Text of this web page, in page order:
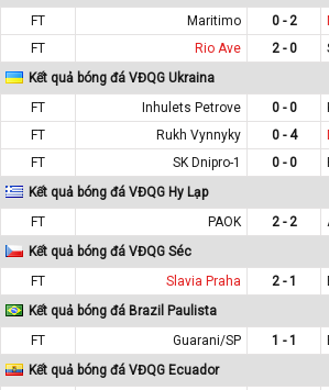
FT
Maritimo 0 - 2
FT
Rio Ave 2 - 0
Kết quả bóng đá VĐQG Ukraina
FT
Inhulets Petrove 0 - 0
FT
Rukh Vynnyky 0 - 4
FT
SK Dnipro-1 0 - 0
Kết quả bóng đá VĐQG Hy Lạp
FT
PAOK 2 - 2
Kết quả bóng đá VĐQG Séc
FT
Slavia Praha 2 - 1
Kết quả bóng đá Brazil Paulista
FT
Guarani/SP 1 - 1
Kết quả bóng đá VĐQG Ecuador